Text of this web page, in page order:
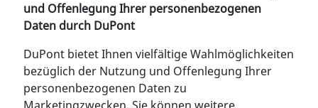
und Offenlegung Ihrer personenbezogenen
Daten durch DuPont
DuPont bietet Ihnen vielfältige Wahlmöglichkeiten
bezüglich der Nutzung und Offenlegung Ihrer
personenbezogenen Daten zu